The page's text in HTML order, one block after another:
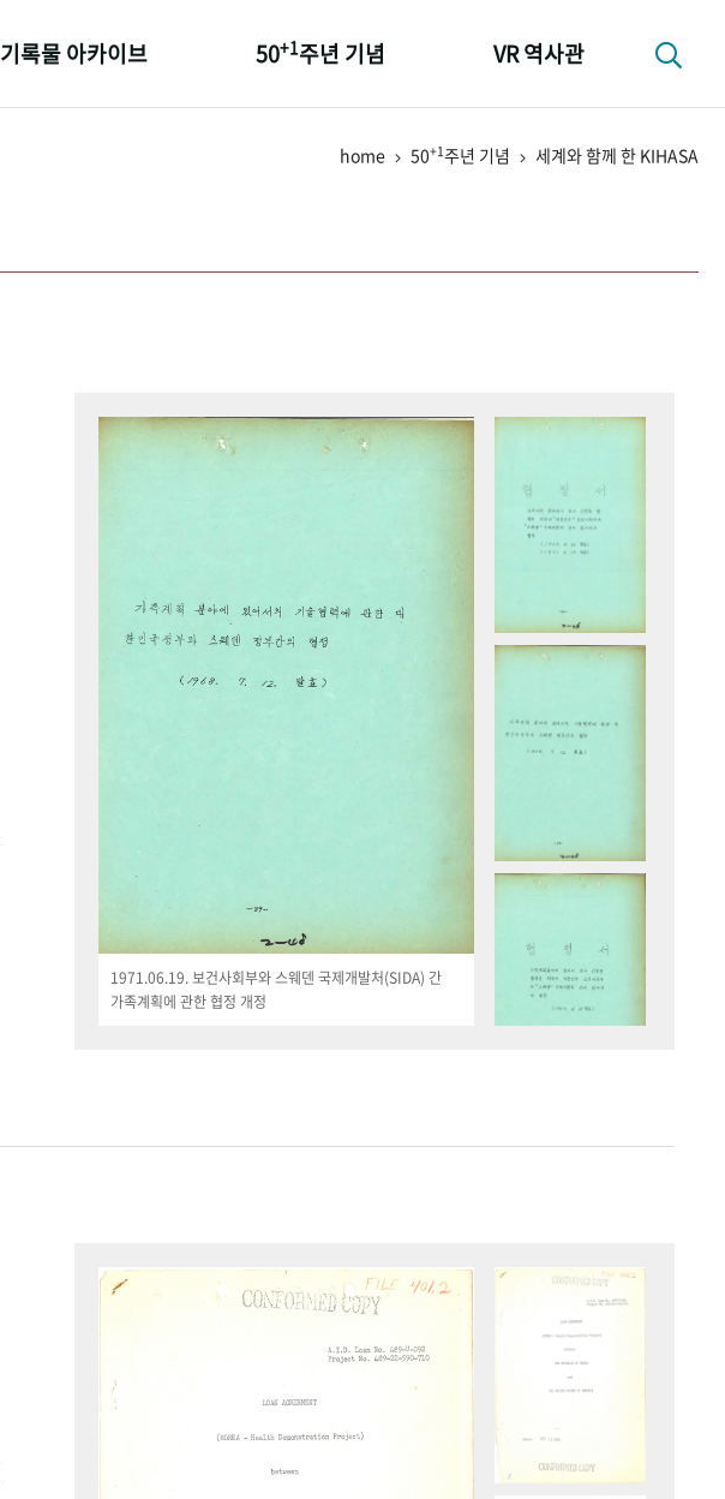
기록물 아카이브 50+1주년 기념
성과 50선
VR 역사관
home 50+1주년 기념 세계와 함께 한 KIHASA
1971.06.19. 보건사회부와 스웨덴 국제개발처(SIDA) 간
가족계획에 관한 협정 개정